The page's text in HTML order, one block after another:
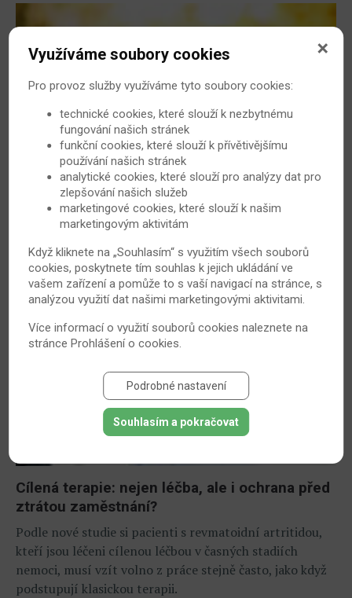
Tichý zánět ohrožuje srdce. Možná i to vaše
Myslíte si, že srdce ohrožují hlavně stres a rozčilování?
Strašáků je mnohem více. A někteří jsou hezky skrytí.
Jedním z nich může být zánět. Například lidé s
artritidou a dalšími chronickými záněty mají až dvakrát
vyšší riziko infarktu než ostatní.
14. 7. 2014 Revmatoidní artritida
Cílená terapie: nejen léčba, ale i ochrana před
ztrátou zaměstnání?
Podle nové studie si pacienti s revmatoidní artritidou,
kteří jsou léčeni cílenou léčbou v časných stadiích
nemoci, musí vzít volno z práce stejně často, jako když
podstupují klasickou terapii.
Využíváme soubory cookies
Pro provoz služby využíváme tyto soubory cookies:
technické cookies, které slouží k nezbytnému
fungování našich stránek
funkční cookies, které slouží k přívětivějšímu
používání našich stránek
analytické cookies, které slouží pro analýzy dat pro
zlepšování našich služeb
marketingové cookies, které slouží k našim
marketingovým aktivitám
Když kliknete na „Souhlasím“ s využitím všech souborů
cookies, poskytnete tím souhlas k jejich ukládání ve
vašem zařízení a pomůže to s vaší navigací na stránce, s
analýzou využití dat našimi marketingovými aktivitami.
Více informací o využití souborů cookies naleznete na
stránceProhlášení o cookies
Podrobné nastavení
Souhlasím a pokračovat